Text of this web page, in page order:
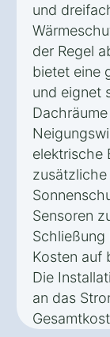
und
der Regel
bietet eine
und eignet
elektrische
zusätzliche
Sensoren
Schließung
Kosten auf
Die
an das